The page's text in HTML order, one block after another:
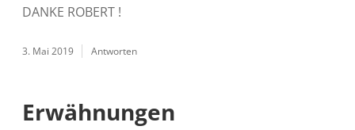
DANKE ROBERT !
3. Mai 2019 Antworten
Erwähnungen